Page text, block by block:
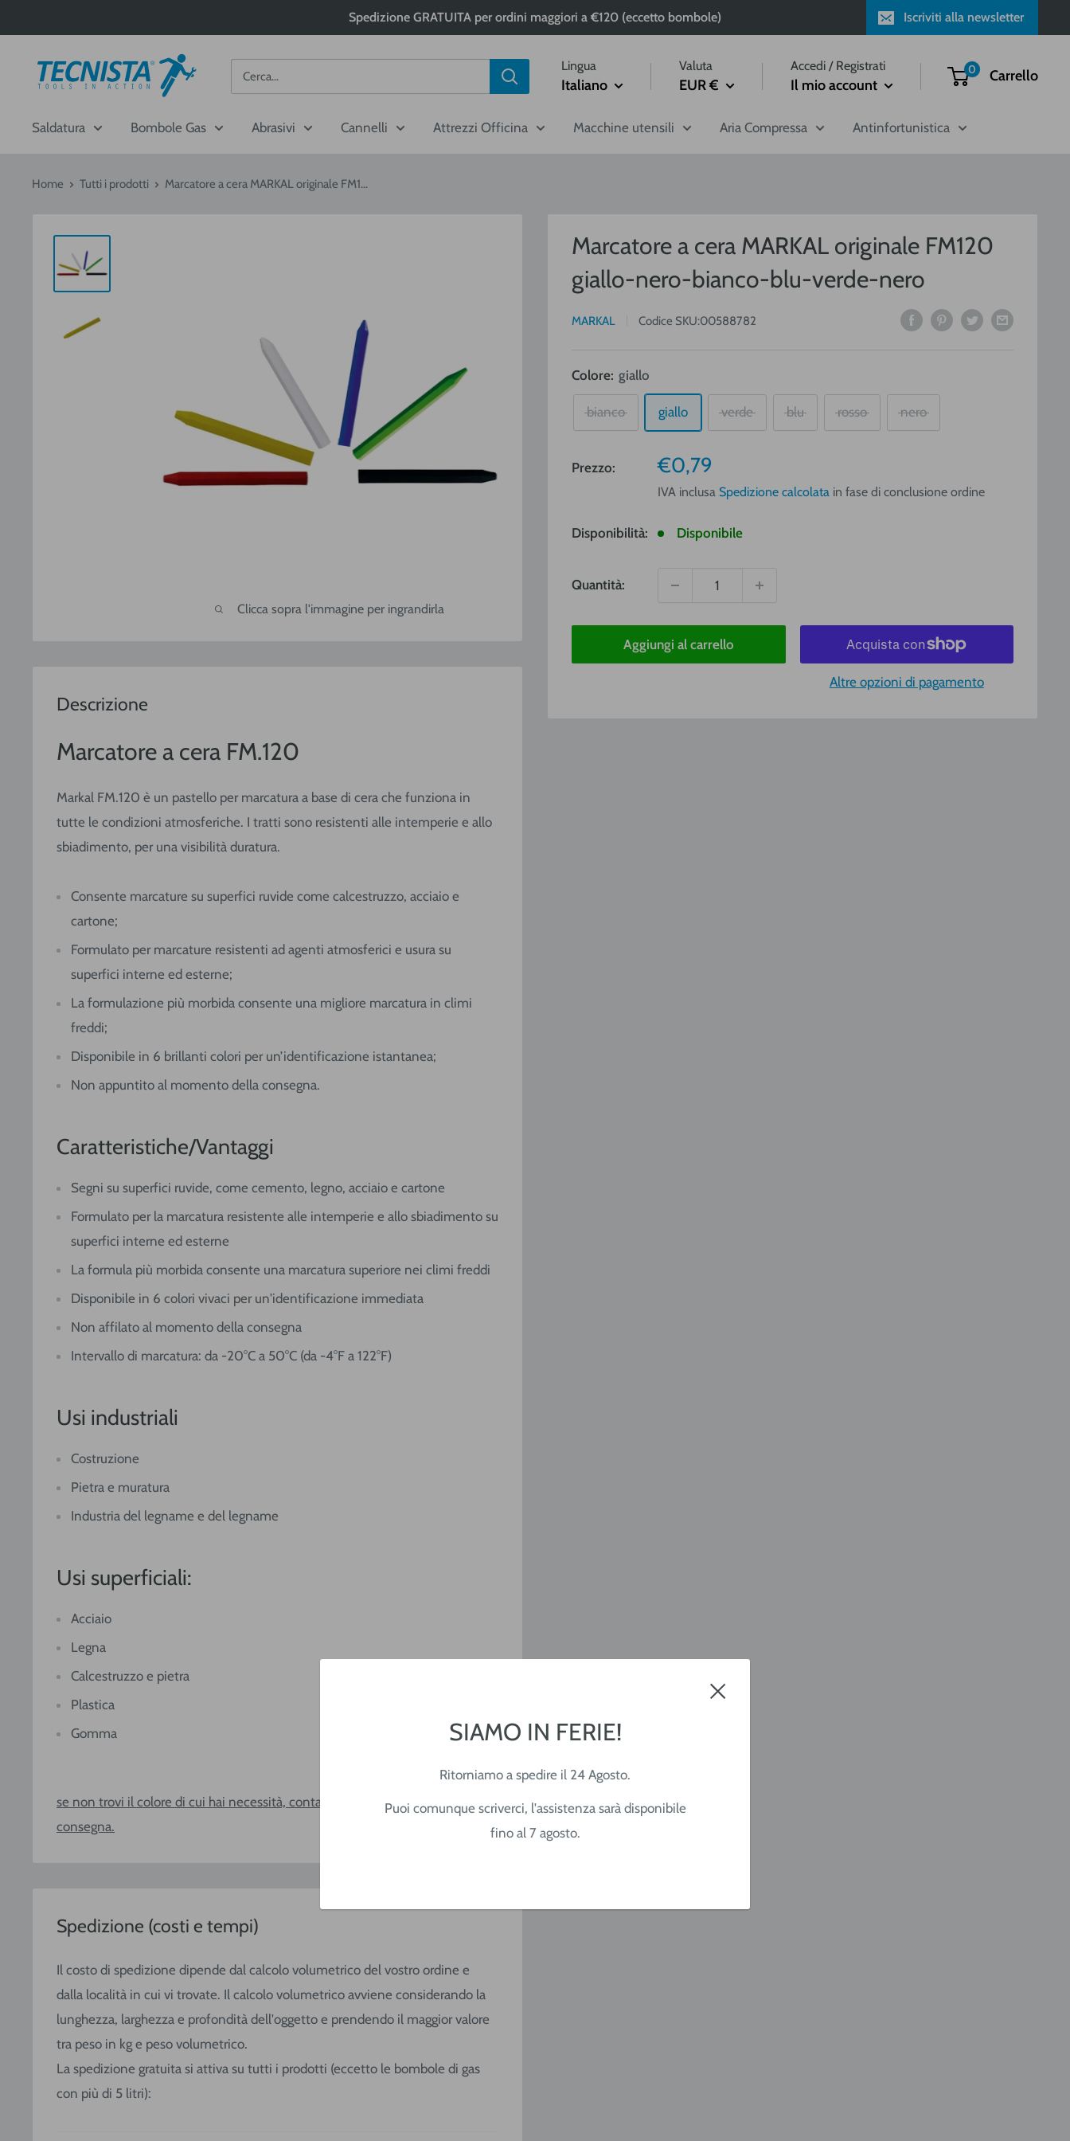
al
contenuto
Spedizione GRATUITA per ordini maggiori a €120 (eccetto bombole) Iscriviti alla newsletter
SIAMO IN FERIE!
Ritorniamo a spedire il 24 Agosto.
Puoi comunque scriverci, l'assistenza sarà disponibile
fino al 7 agosto.
Tecnista Lingua
Italiano
Valuta
EUR €
Accedi / Registrati
Il mio account
0 Carrello
Saldatura Bombole Gas Abrasivi Cannelli Attrezzi Officina Macchine utensili Aria Compressa Antinfortunistica
Home Tutti i prodotti Marcatore a cera MARKAL originale FM1...
Clicca sopra l'immagine per ingrandirla
Marcatore a cera MARKAL originale FM120
giallo-nero-bianco-blu-verde-nero
MARKAL Codice SKU:00588782
Colore: giallo
bianco giallo verde blu rosso nero
Prezzo:
Prezzo
vendita
€0,79
IVA inclusa Spedizione calcolata in fase di conclusione ordine
Disponibilità: Disponibile
Quantità:
Aggiungi al carrello
Altre opzioni di pagamento
Descrizione
Marcatore a cera FM.120
Markal FM.120 è un pastello per marcatura a base di cera che funziona in
tutte le condizioni atmosferiche. I tratti sono resistenti alle intemperie e allo
sbiadimento, per una visibilità duratura.
Consente marcature su superfici ruvide come calcestruzzo, acciaio e
cartone;
Formulato per marcature resistenti ad agenti atmosferici e usura su
superfici interne ed esterne;
La formulazione più morbida consente una migliore marcatura in climi
freddi;
Disponibile in 6 brillanti colori per un’identificazione istantanea;
Non appuntito al momento della consegna.
Caratteristiche/Vantaggi
Segni su superfici ruvide, come cemento, legno, acciaio e cartone
Formulato per la marcatura resistente alle intemperie e allo sbiadimento su
superfici interne ed esterne
La formula più morbida consente una marcatura superiore nei climi freddi
Disponibile in 6 colori vivaci per un'identificazione immediata
Non affilato al momento della consegna
Intervallo di marcatura: da -20°C a 50°C (da -4°F a 122°F)
Usi industriali
Costruzione
Pietra e muratura
Industria del legname e del legname
Usi superficiali:
Acciaio
Legna
Calcestruzzo e pietra
Plastica
Gomma
se non trovi il colore di cui hai necessità, contattaci per conoscere i tempi di
consegna.
Spedizione (costi e tempi)
Il costo di spedizione dipende dal calcolo volumetrico del vostro ordine e
dalla località in cui vi trovate. Il calcolo volumetrico avviene considerando la
lunghezza, larghezza e profondità dell'oggetto e prendendo il maggior valore
tra peso in kg e peso volumetrico.
La spedizione gratuita si attiva su tutti i prodotti (eccetto le bombole di gas
con più di 5 litri):